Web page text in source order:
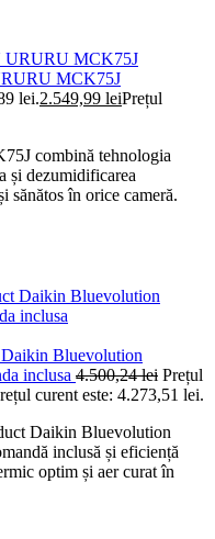
MCK75J
lei.2.549,99 leiPrețul
combină tehnologia
și dezumidificarea
sănătos în orice cameră.
Bluevolution
inclusa 4.500,24lei Prețul
curent este: 4.273,51 lei.
Daikin Bluevolution
inclusă și eficiență
optim și aer curat în